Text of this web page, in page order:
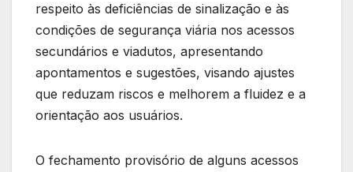
respeito às deficiências de sinalização e às
condições de segurança viária nos acessos
secundários e viadutos, apresentando
apontamentos e sugestões, visando ajustes
que reduzam riscos e melhorem a fluidez e a
orientação aos usuários.
O fechamento provisório de alguns acessos